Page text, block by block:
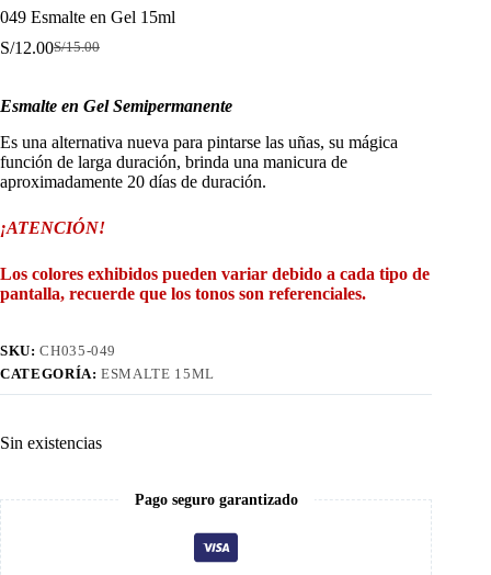
049 Esmalte en Gel 15ml
S/15.00
El
era:
S/15.00.
S/12.00El
es:
S/12.00.
Esmalte en Gel Semipermanente
Es una alternativa nueva para pintarse las uñas, su mágica
función de larga duración, brinda una manicura de
aproximadamente 20 días de duración.
¡ATENCIÓN!
Los colores exhibidos pueden variar debido a cada tipo de
pantalla, recuerde que los tonos son referenciales.
SKU:CH035-049
CATEGORÍA:ESMALTE 15ML
Sin existencias
Pago seguro garantizado